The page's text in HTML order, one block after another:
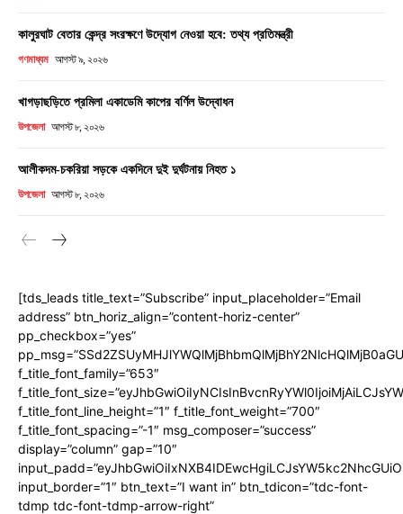
কালুরঘাট বেতার কেন্দ্র সংরক্ষণে উদ্যোগ নেওয়া হবে: তথ্য প্রতিমন্ত্রী
গণমাধ্যম আগস্ট ৯, ২০২৬
খাগড়াছড়িতে প্রমিলা একাডেমি কাপের বর্ণিল উদ্বোধন
উপজেলা আগস্ট ৮, ২০২৬
আলীকদম-চকরিয়া সড়কে একদিনে দুই দুর্ঘটনায় নিহত ১
উপজেলা আগস্ট ৮, ২০২৬
[tds_leads title_text=”Subscribe” input_placeholder=”Email
address” btn_horiz_align=”content-horiz-center”
pp_checkbox=”yes”
f_title_font_family=”653″
f_title_font_line_height=”1″ f_title_font_weight=”700″
f_title_font_spacing=”-1″ msg_composer=”success”
display=”column” gap=”10″
input_border=”1″ btn_text=”I want in” btn_tdicon=”tdc-font-
tdmp tdc-font-tdmp-arrow-right”